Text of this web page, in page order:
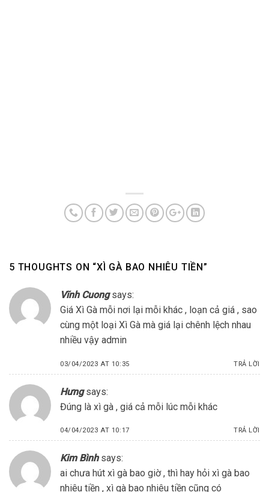
5 THOUGHTS ON “XÌ GÀ BAO NHIÊU TIỀN”
Vĩnh Cuong says:
Giá Xì Gà mỗi nơi lại mỗi khác , loạn cả giá , sao
cùng một loại Xì Gà mà giá lại chênh lệch nhau
nhiều vậy admin
03/04/2023 AT 10:35 TRẢ LỜI
Hưng says:
Đúng là xì gà , giá cả mỗi lúc mỗi khác
04/04/2023 AT 10:17 TRẢ LỜI
Kim Bình says:
ai chưa hút xì gà bao giờ , thì hay hỏi xì gà bao
nhiêu tiền , xì gà bao nhiêu tiền cũng có